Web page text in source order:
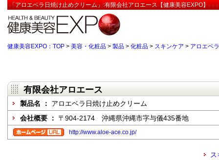
「アロエベラ日焼け止めクリーム」:有限会社アロエース【健康美容EXPO】
健康美容EXPO：TOP > 美容・化粧品 > 製品 > 化粧品 > スキンケア > アロエベ
有限会社アロエース
製品名 ： アロエベラ日焼け止めクリーム
会社概要 ： 〒904-2174 沖縄県沖縄市字与儀435番地
http://www.aloe-ace.co.jp/